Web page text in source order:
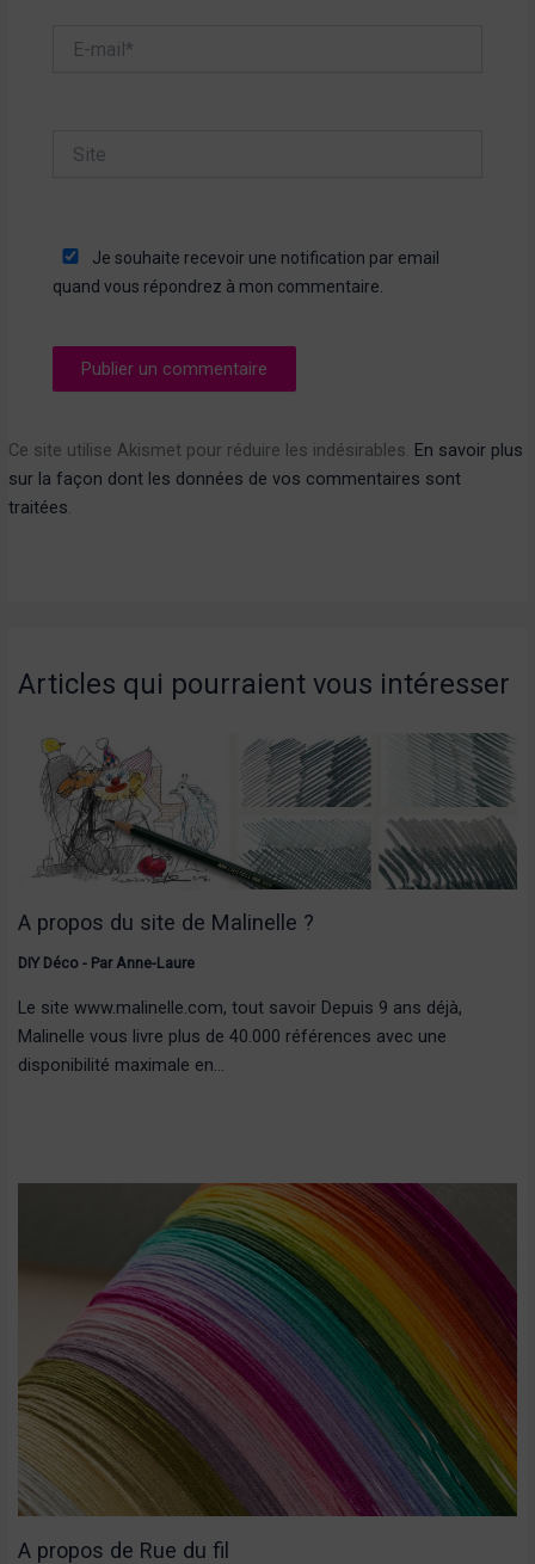
mail*
Je souhaite recevoir une notification par email
quand vous répondrez à mon commentaire.
Ce site utilise Akismet pour réduire les indésirables. En savoir plus
sur la façon dont les données de vos commentaires sont
traitées.
Articles qui pourraient vous intéresser
A propos du site de Malinelle ?
DIY Déco- ParAnne-Laure
Le site www.malinelle.com, tout savoir Depuis 9 ans déjà,
Malinelle vous livre plus de 40.000 références avec une
disponibilité maximale en…
A propos de Rue du fil